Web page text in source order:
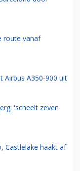
route vanaf
Airbus A350-900 uit
'scheelt zeven
Castlelake haakt af